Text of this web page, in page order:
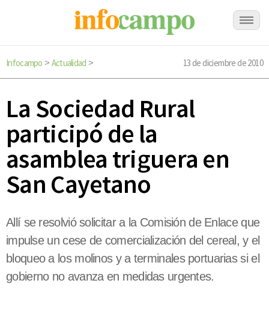
Infocampo > Actualidad > 13 de diciembre de 2010
La Sociedad Rural
participó de la
asamblea triguera en
San Cayetano
Allí se resolvió solicitar a la Comisión de Enlace que
impulse un cese de comercialización del cereal, y el
bloqueo a los molinos y a terminales portuarias si el
gobierno no avanza en medidas urgentes.